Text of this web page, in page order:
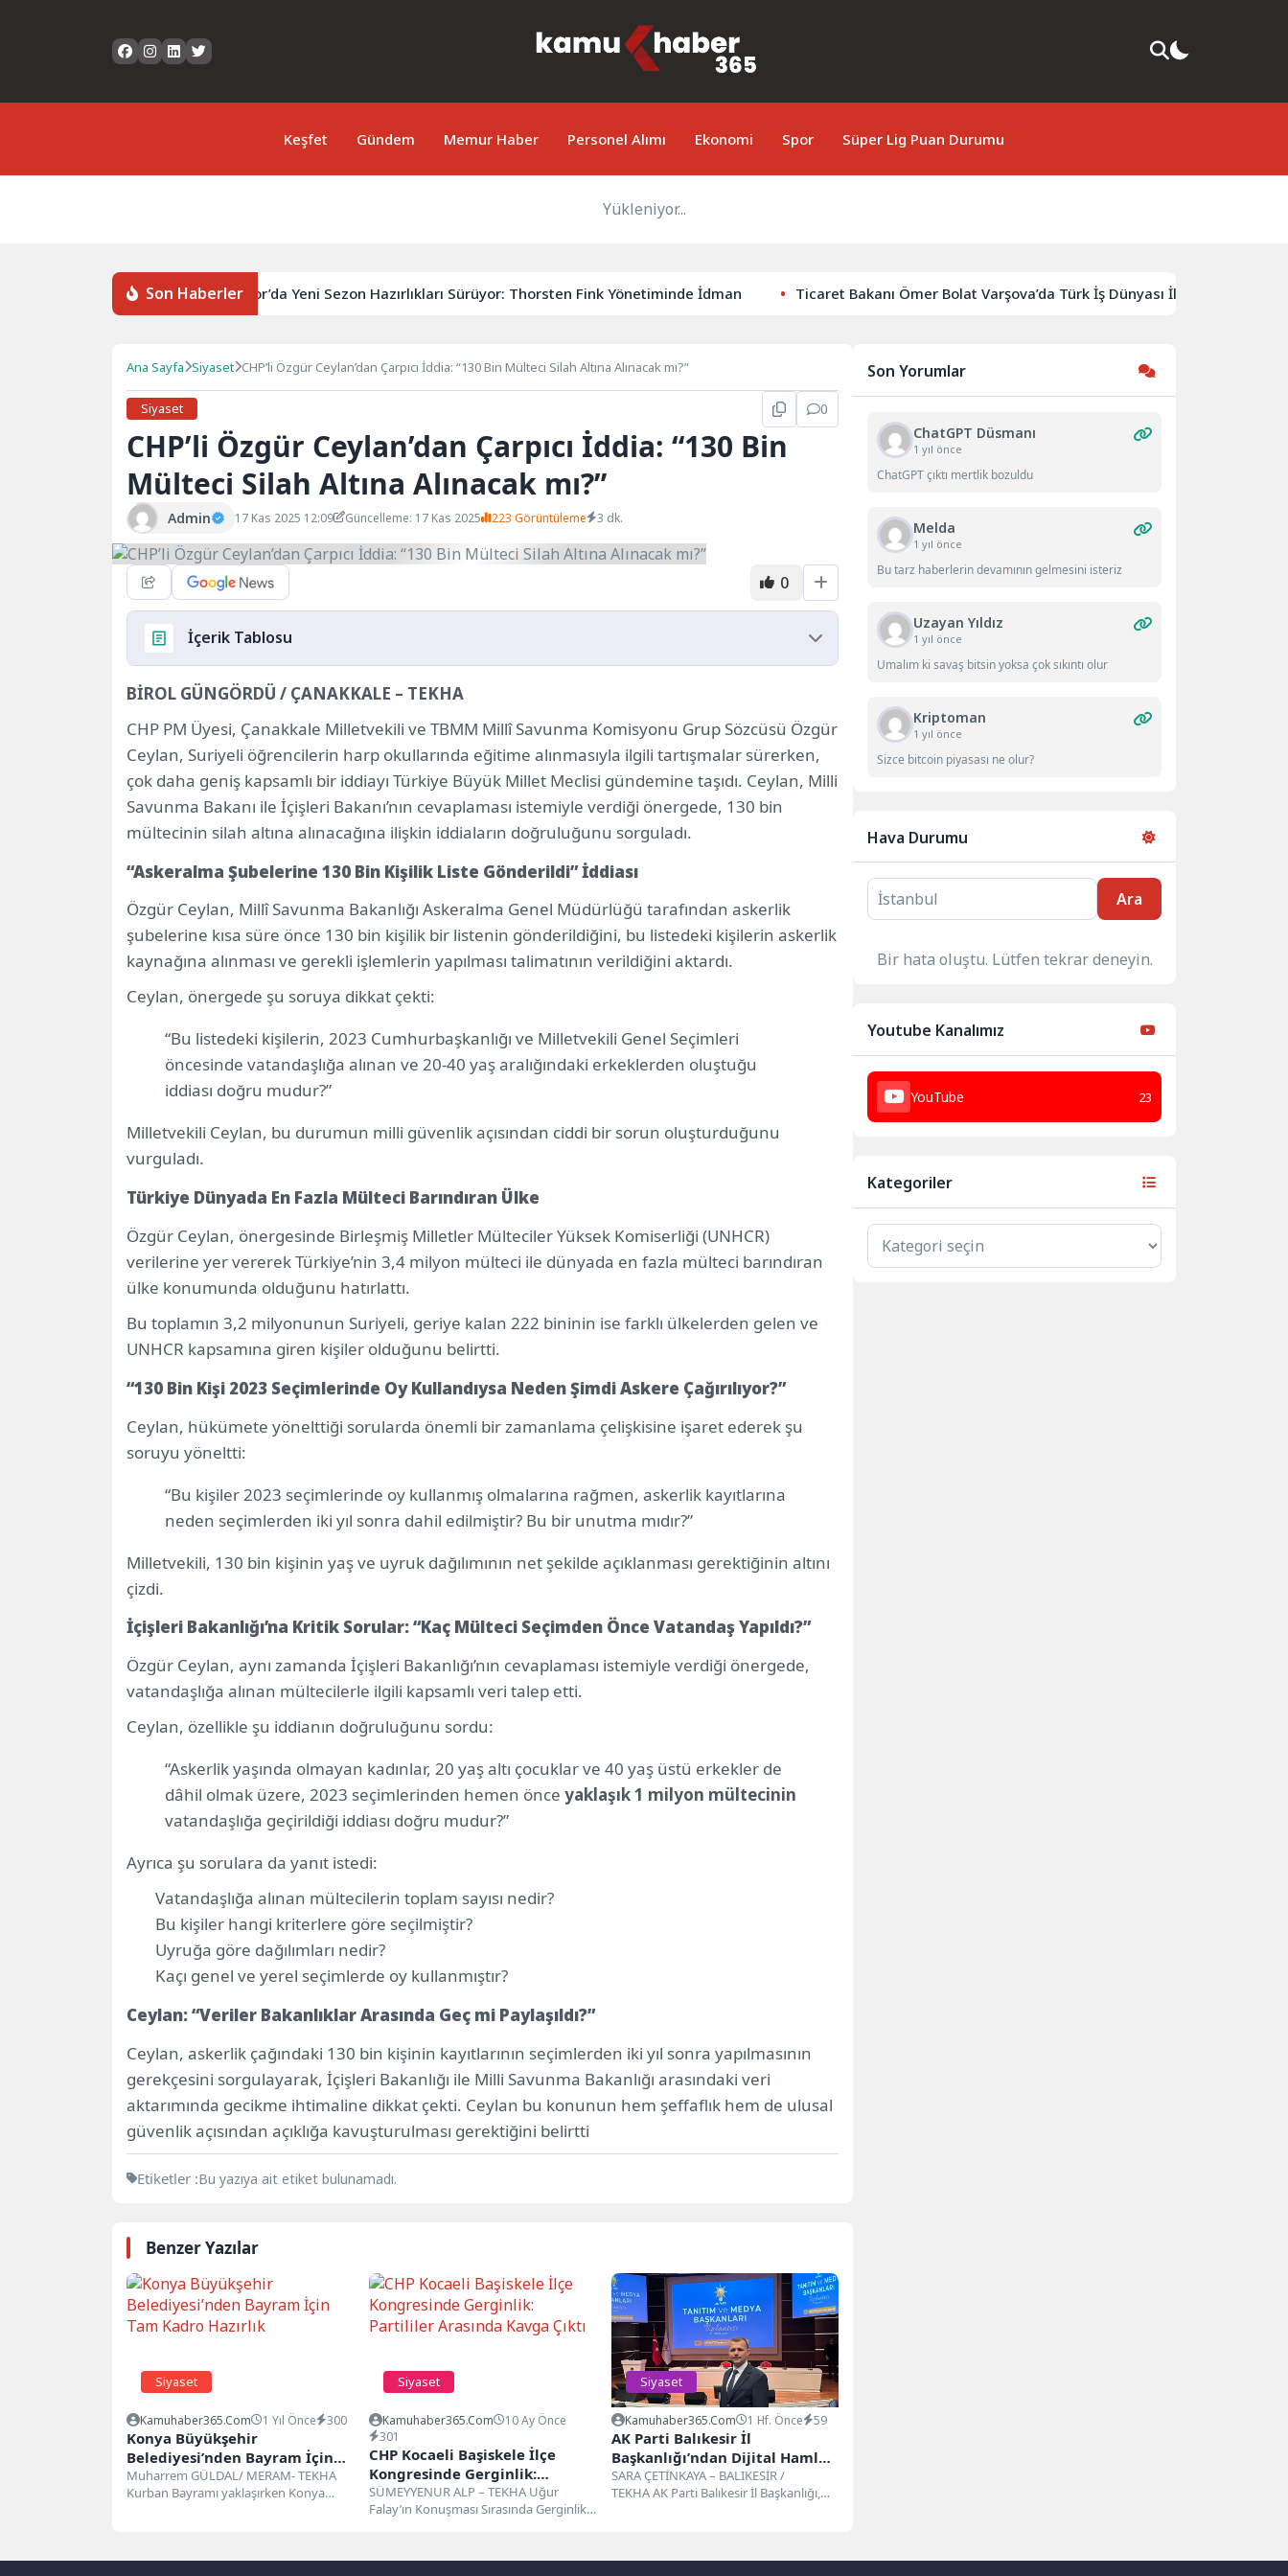
Keşfet Gündem Memur Haber Personel Alımı Ekonomi Spor Süper Lig Puan Durumu
Yükleniyor...
Son Haberler
Samsunspor’da Yeni Sezon Hazırlıkları Sürüyor: Thorsten Fink Yönetiminde İdman Ticaret Bakanı Ömer Bolat Varşova’da Türk İş Dünyası İle Buluştu: Ticaret
Ana Sayfa Siyaset CHP’li Özgür Ceylan’dan Çarpıcı İddia: “130 Bin Mülteci Silah Altına Alınacak mı?”
Siyaset 0
CHP’li Özgür Ceylan’dan Çarpıcı İddia: “130 Bin
Mülteci Silah Altına Alınacak mı?”
Admin 17 Kas 2025 12:09 Güncelleme: 17 Kas 2025 223 Görüntüleme 3 dk.
0
İçerik Tablosu
“Askeralma Şubelerine 130 Bin Kişilik Liste Gönderildi” İddiası
Türkiye Dünyada En Fazla Mülteci Barındıran Ülke
“130 Bin Kişi 2023 Seçimlerinde Oy Kullandıysa Neden Şimdi Askere Çağırılıyor?”
İçişleri Bakanlığı’na Kritik Sorular: “Kaç Mülteci Seçimden Önce Vatandaş Yapıldı?”
Ceylan: “Veriler Bakanlıklar Arasında Geç mi Paylaşıldı?”
BİROL GÜNGÖRDÜ / ÇANAKKALE – TEKHA
CHP PM Üyesi, Çanakkale Milletvekili ve TBMM Millî Savunma Komisyonu Grup Sözcüsü Özgür
Ceylan, Suriyeli öğrencilerin harp okullarında eğitime alınmasıyla ilgili tartışmalar sürerken,
çok daha geniş kapsamlı bir iddiayı Türkiye Büyük Millet Meclisi gündemine taşıdı. Ceylan, Milli
Savunma Bakanı ile İçişleri Bakanı’nın cevaplaması istemiyle verdiği önergede, 130 bin
mültecinin silah altına alınacağına ilişkin iddiaların doğruluğunu sorguladı.
“Askeralma Şubelerine 130 Bin Kişilik Liste Gönderildi” İddiası
Özgür Ceylan, Millî Savunma Bakanlığı Askeralma Genel Müdürlüğü tarafından askerlik
şubelerine kısa süre önce 130 bin kişilik bir listenin gönderildiğini, bu listedeki kişilerin askerlik
kaynağına alınması ve gerekli işlemlerin yapılması talimatının verildiğini aktardı.
Ceylan, önergede şu soruya dikkat çekti:
“Bu listedeki kişilerin, 2023 Cumhurbaşkanlığı ve Milletvekili Genel Seçimleri
öncesinde vatandaşlığa alınan ve 20-40 yaş aralığındaki erkeklerden oluştuğu
iddiası doğru mudur?”
Milletvekili Ceylan, bu durumun milli güvenlik açısından ciddi bir sorun oluşturduğunu
vurguladı.
Türkiye Dünyada En Fazla Mülteci Barındıran Ülke
Özgür Ceylan, önergesinde Birleşmiş Milletler Mülteciler Yüksek Komiserliği (UNHCR)
verilerine yer vererek Türkiye’nin 3,4 milyon mülteci ile dünyada en fazla mülteci barındıran
ülke konumunda olduğunu hatırlattı.
Bu toplamın 3,2 milyonunun Suriyeli, geriye kalan 222 bininin ise farklı ülkelerden gelen ve
UNHCR kapsamına giren kişiler olduğunu belirtti.
“130 Bin Kişi 2023 Seçimlerinde Oy Kullandıysa Neden Şimdi Askere Çağırılıyor?”
Ceylan, hükümete yönelttiği sorularda önemli bir zamanlama çelişkisine işaret ederek şu
soruyu yöneltti:
“Bu kişiler 2023 seçimlerinde oy kullanmış olmalarına rağmen, askerlik kayıtlarına
neden seçimlerden iki yıl sonra dahil edilmiştir? Bu bir unutma mıdır?”
Milletvekili, 130 bin kişinin yaş ve uyruk dağılımının net şekilde açıklanması gerektiğinin altını
çizdi.
İçişleri Bakanlığı’na Kritik Sorular: “Kaç Mülteci Seçimden Önce Vatandaş Yapıldı?”
Özgür Ceylan, aynı zamanda İçişleri Bakanlığı’nın cevaplaması istemiyle verdiği önergede,
vatandaşlığa alınan mültecilerle ilgili kapsamlı veri talep etti.
Ceylan, özellikle şu iddianın doğruluğunu sordu:
“Askerlik yaşında olmayan kadınlar, 20 yaş altı çocuklar ve 40 yaş üstü erkekler de
dâhil olmak üzere, 2023 seçimlerinden hemen önce yaklaşık 1 milyon mültecinin
vatandaşlığa geçirildiği iddiası doğru mudur?”
Ayrıca şu sorulara da yanıt istedi:
Vatandaşlığa alınan mültecilerin toplam sayısı nedir?
Bu kişiler hangi kriterlere göre seçilmiştir?
Uyruğa göre dağılımları nedir?
Kaçı genel ve yerel seçimlerde oy kullanmıştır?
Ceylan: “Veriler Bakanlıklar Arasında Geç mi Paylaşıldı?”
Ceylan, askerlik çağındaki 130 bin kişinin kayıtlarının seçimlerden iki yıl sonra yapılmasının
gerekçesini sorgulayarak, İçişleri Bakanlığı ile Milli Savunma Bakanlığı arasındaki veri
aktarımında gecikme ihtimaline dikkat çekti. Ceylan bu konunun hem şeffaflık hem de ulusal
güvenlik açısından açıklığa kavuşturulması gerektiğini belirtti
Etiketler :Bu yazıya ait etiket bulunamadı.
Benzer Yazılar
Siyaset
Kamuhaber365.com 1 Yıl Önce 300
Konya Büyükşehir
Belediyesi’nden Bayram İçin
Tam Kadro Hazırlık
Muharrem GÜLDAL/ MERAM- TEKHA
Kurban Bayramı yaklaşırken Konya
Siyaset
Kamuhaber365.com
10 Ay Önce
301
CHP Kocaeli Başiskele İlçe
Kongresinde Gerginlik:
Partililer Arasında Kavga Çıktı
SÜMEYYENUR ALP – TEKHA Uğur
Falay’ın Konuşması Sırasında Gerginlik
Siyaset
Kamuhaber365.com 1 Hf. Önce 59
AK Parti Balıkesir İl
Başkanlığı’ndan Dijital Hamle:
Üye Kayıt Süreci Dijitale
Taşındı
SARA ÇETİNKAYA – BALIKESİR /
TEKHA AK Parti Balıkesir İl Başkanlığı,
Son Yorumlar
ChatGPT Düsmanı
1 yıl önce
ChatGPT çıktı mertlik bozuldu
Melda
1 yıl önce
Bu tarz haberlerin devamının gelmesini isteriz
Uzayan Yıldız
1 yıl önce
Umalım ki savaş bitsin yoksa çok sıkıntı olur
Kriptoman
1 yıl önce
Sizce bitcoin piyasası ne olur?
Hava Durumu
Ara
Bir hata oluştu. Lütfen tekrar deneyin.
Youtube Kanalımız
YouTube 23
Kategoriler